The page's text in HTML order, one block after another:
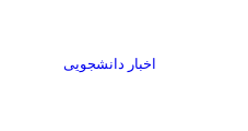
اخبار دانشجویی